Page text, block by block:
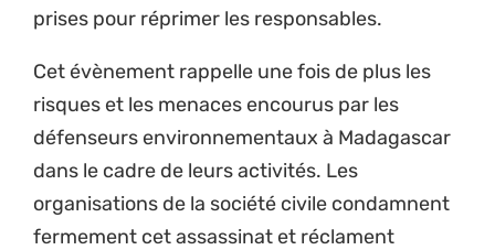
prises pour réprimer les responsables.
Cet évènement rappelle une fois de plus les
risques et les menaces encourus par les
défenseurs environnementaux à Madagascar
dans le cadre de leurs activités. Les
organisations de la société civile condamnent
fermement cet assassinat et réclament